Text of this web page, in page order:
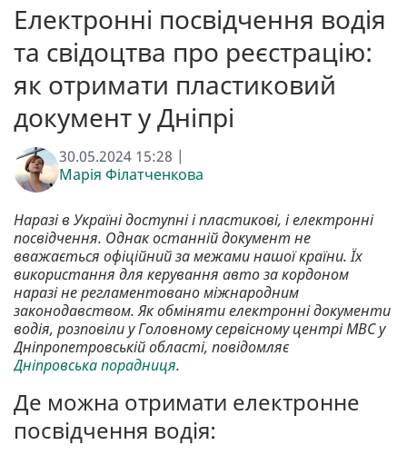
Електронні посвідчення водія
та свідоцтва про реєстрацію:
як отримати пластиковий
документ у Дніпрі
30.05.2024 15:28 |
Марія Філатченкова
Наразі в Україні доступні і пластикові, і електронні
посвідчення. Однак останній документ не
вважається офіційний за межами нашої країни. Їх
використання для керування авто за кордоном
наразі не регламентовано міжнародним
законодавством. Як обміняти електронні документи
водія, розповіли у Головному сервісному центрі МВС у
Дніпропетровській області, повідомляє
Дніпровська порадниця.
Де можна отримати електронне
посвідчення водія: